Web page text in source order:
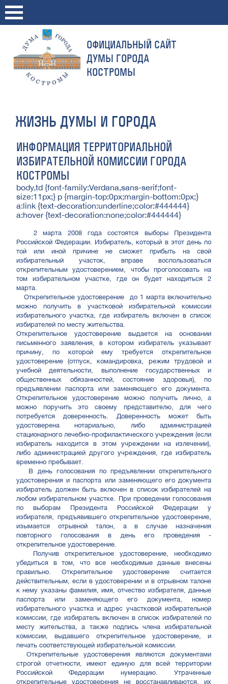
ОФИЦИАЛЬНЫЙ САЙТ
ДУМЫ ГОРОДА
КОСТРОМЫ
ЖИЗНЬ ДУМЫ И ГОРОДА
ИНФОРМАЦИЯ ТЕРРИТОРИАЛЬНОЙ
ИЗБИРАТЕЛЬНОЙ КОМИССИИ ГОРОДА
КОСТРОМЫ
body,td {font-family:Verdana,sans-serif;font-
size:11px;} p {margin-top:0px;margin-bottom:0px;}
a:link {text-decoration:underline;color:#444444}
a:hover {text-decoration:none;color:#444444}
2 марта 2008 года состоятся выборы Президента
Российской Федерации. Избиратель, который в этот день по
той или иной причине не сможет прибыть на свой
избирательный участок, вправе воспользоваться
открепительным удостоверением, чтобы проголосовать на
том избирательном участке, где он будет находиться 2
марта.
Открепительное удостоверение до 1 марта включительно
можно получить в участковой избирательной комиссии
избирательного участка, где избиратель включен в список
избирателей по месту жительства.
Открепительное удостоверение выдается на основании
письменного заявления, в котором избиратель указывает
причину, по которой ему требуется открепительное
удостоверение (отпуск, командировка, режим трудовой и
учебной деятельности, выполнение государственных и
общественных обязанностей, состояние здоровья), по
предъявлении паспорта или заменяющего его документа.
Открепительное удостоверение можно получить лично, а
можно поручить это своему представителю, для чего
потребуется доверенность. Доверенность может быть
удостоверена нотариально, либо администрацией
стационарного лечебно-профилактического учреждения (если
избиратель находится в этом учреждении на излечении),
либо администрацией другого учреждения, где избиратель
временно пребывает.
В день голосования по предъявлении открепительного
удостоверения и паспорта или заменяющего его документа
избиратель должен быть включен в список избирателей на
любом избирательном участке. При проведении голосования
по выборам Президента Российской Федерации у
избирателя, предъявившего открепительное удостоверение,
изымается отрывной талон, а в случае назначения
повторного голосования в день его проведения -
открепительное удостоверение.
Получив открепительное удостоверение, необходимо
убедиться в том, что все необходимые данные внесены
правильно. Открепительное удостоверение считается
действительным, если в удостоверении и в отрывном талоне
к нему указаны фамилия, имя, отчество избирателя, данные
паспорта или заменяющего его документа, номер
избирательного участка и адрес участковой избирательной
комиссии, где избиратель включен в список избирателей по
месту жительства, а также подпись члена избирательной
комиссии, выдавшего открепительное удостоверение, и
печать соответствующей избирательной комиссии.
Открепительные удостоверения являются документами
строгой отчетности, имеют единую для всей территории
Российской Федерации нумерацию. Утраченные
открепительные удостоверения не восстанавливаются, их